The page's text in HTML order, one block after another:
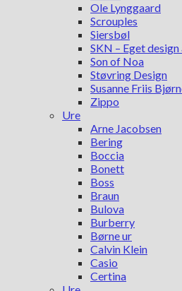
Ole Lynggaard
Scrouples
Siersbøl
SKN – Eget
Son of Noa
Støvring Design
Susanne Friis
Zippo
Ure
Arne Jacobsen
Bering
Boccia
Bonett
Boss
Braun
Bulova
Burberry
Børne ur
Calvin Klein
Casio
Certina